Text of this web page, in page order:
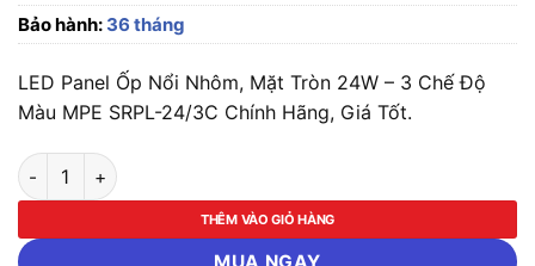
Bảo hành: 36 tháng
LED Panel Ốp Nổi Nhôm, Mặt Tròn 24W – 3 Chế Độ
Màu MPE SRPL-24/3C Chính Hãng, Giá Tốt.
LED Panel Ốp Nổi Nhôm, Mặt Tròn 24W - 3 Chế Độ Màu MPE
THÊM VÀO GIỎ HÀNG